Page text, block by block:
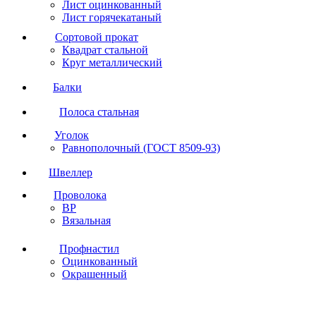
Лист оцинкованный
Лист горячекатаный
Сортовой прокат
Квадрат стальной
Круг металлический
Балки
Полоса стальная
Уголок
Равнополочный (ГОСТ 8509-93)
Швеллер
Проволока
ВР
Вязальная
Профнастил
Оцинкованный
Окрашенный